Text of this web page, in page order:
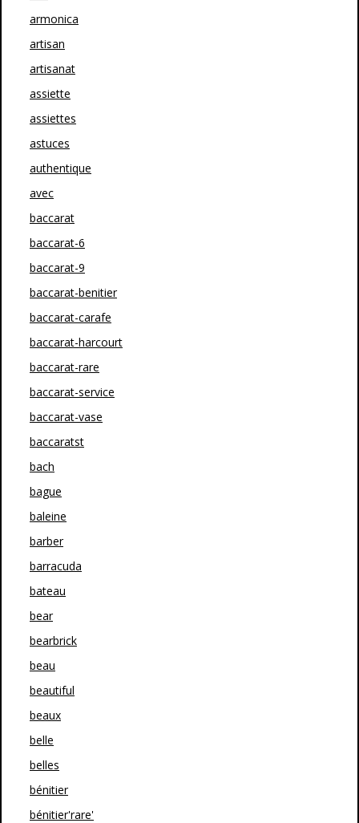
armonica
artisan
artisanat
assiette
assiettes
astuces
authentique
avec
baccarat
baccarat-6
baccarat-9
baccarat-benitier
baccarat-carafe
baccarat-harcourt
baccarat-rare
baccarat-service
baccarat-vase
baccaratst
bach
bague
baleine
barber
barracuda
bateau
bear
bearbrick
beau
beautiful
beaux
belle
belles
bénitier
bénitier'rare'